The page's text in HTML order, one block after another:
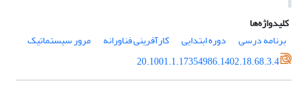
کلیدواژه‌ها
برنامه درسی
دوره ابتدایی کارآفرینی فناورانه
مرور سیستماتیک
20.1001.1.17354986.1402.18.68.3.4